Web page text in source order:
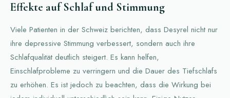
Effekte auf Schlaf und Stimmung
Viele Patienten in der Schweiz berichten, dass Desyrel nicht nur
ihre depressive Stimmung verbessert, sondern auch ihre
Schlafqualität deutlich steigert. Es kann helfen,
Einschlafprobleme zu verringern und die Dauer des Tiefschlafs
zu erhöhen. Es ist jedoch zu beachten, dass die Wirkung bei